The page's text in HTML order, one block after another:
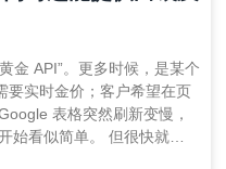
金 API”。更多时候，是某个
实时金价；客户希望在页
表格突然刷新变慢，
始看似简单。 但很快就…